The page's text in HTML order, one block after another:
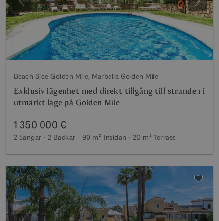
Föregående Nästa
Beach Side Golden Mile, Marbella Golden Mile
Exklusiv lägenhet med direkt tillgång till stranden i
utmärkt läge på Golden Mile
1 350 000 €
2 Sängar 2 Badkar 90 m² Insidan 20 m² Terrass